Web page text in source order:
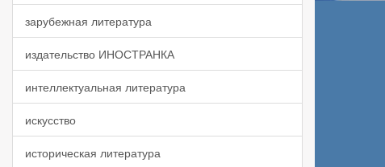
зарубежная литература
издательство ИНОСТРАНКА
интеллектуальная литература
искусство
историческая литература